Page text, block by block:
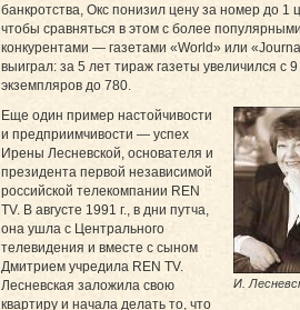
банкротства, Окс понизил цену за номер до 1
чтобы сравняться в этом с более
конкурентами — газетами «World» или
выиграл: за 5 лет тираж газеты увеличился с
экземпляров до 780.
И.
Еще один пример настойчивости
и предприимчивости — успех
Ирены Лесневской, основателя и
президента первой независимой
российской телекомпании REN
TV. В августе 1991 г., в дни путча,
она ушла с Центрального
телевидения и вместе с сыном
Дмитрием учредила REN TV.
Лесневская заложила свою
квартиру и начала делать то, что